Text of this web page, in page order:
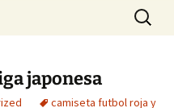
Buscar:
japonesa
camiseta futbol roja y